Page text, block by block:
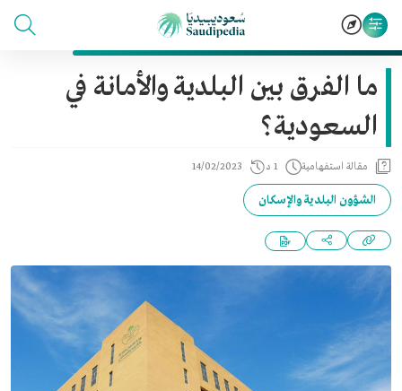
ما الفرق بين البلدية والأمانة في
السعودية؟
مقالة استفهامية 1 د 14/02/2023
الشؤون البلدية والإسكان